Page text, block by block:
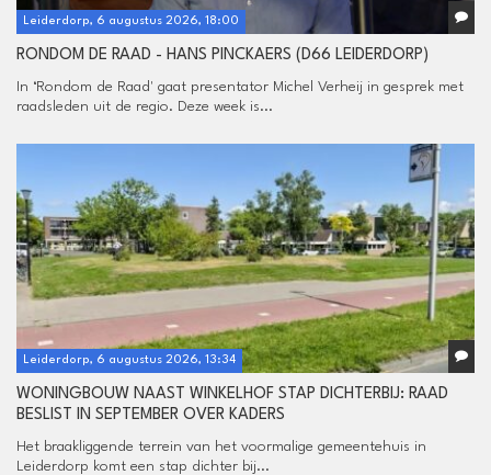
Leiderdorp, 6 augustus 2026, 18:00
RONDOM DE RAAD - HANS PINCKAERS (D66 LEIDERDORP)
In ‘Rondom de Raad' gaat presentator Michel Verheij in gesprek met
raadsleden uit de regio. Deze week is...
Leiderdorp, 6 augustus 2026, 13:34
WONINGBOUW NAAST WINKELHOF STAP DICHTERBIJ: RAAD
BESLIST IN SEPTEMBER OVER KADERS
Het braakliggende terrein van het voormalige gemeentehuis in
Leiderdorp komt een stap dichter bij...